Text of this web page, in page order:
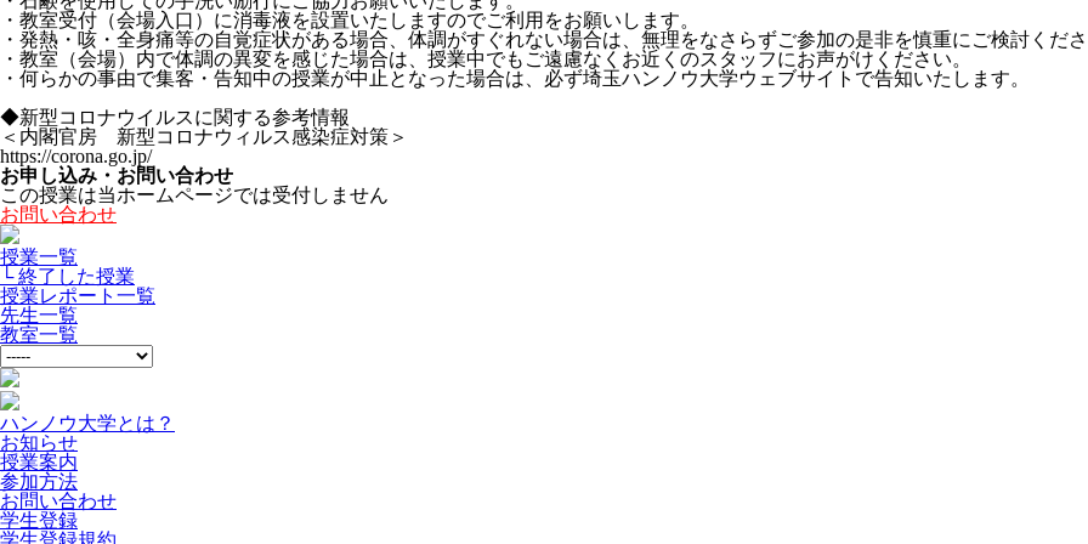
・教室受付（会場入口）に消毒液を設置いたしますのでご利用をお願いします。
・発熱・咳・全身痛等の自覚症状がある場合、体調がすぐれない場合は、無理をなさらずご参加の是非を慎重にご検討くだ
・教室（会場）内で体調の異変を感じた場合は、授業中でもご遠慮なくお近くのスタッフにお声がけください。
・何らかの事由で集客・告知中の授業が中止となった場合は、必ず埼玉ハンノウ大学ウェブサイトで告知いたします。
◆新型コロナウイルスに関する参考情報
＜内閣官房 新型コロナウィルス感染症対策＞
https://corona.go.jp/
お申し込み・お問い合わせ
この授業は当ホームページでは受付しません
お問い合わせ
授業一覧
└ 終了した授業
授業レポート一覧
先生一覧
教室一覧
ハンノウ大学とは？
お知らせ
授業案内
参加方法
お問い合わせ
学生登録
学生登録規約